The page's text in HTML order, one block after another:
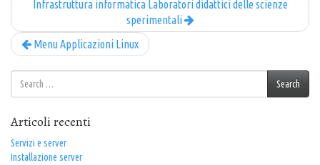
Infrastruttura informatica Laboratori didattici delle scienze
sperimentali
Menu Applicazioni Linux
Search
for:
Search
Articoli recenti
Servizi e server
Installazione server